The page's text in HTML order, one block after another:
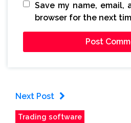
Save my name, email,
browser for the next
Next Post
Trading software